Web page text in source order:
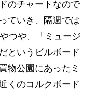
のチャートなので
ていき、隔週では
つや、「ミュージ
というビルボード
物公園にあったミ
くのコルクボード